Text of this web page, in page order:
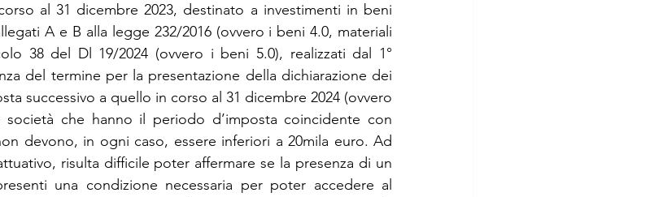
al 31 dicembre 2023, destinato a investimenti in beni
A e B alla legge 232/2016 (ovvero i beni 4.0, materiali
38 del Dl 19/2024 (ovvero i beni 5.0), realizzati dal 1°
del termine per la presentazione della dichiarazione dei
successivo a quello in corso al 31 dicembre 2024 (ovvero
che hanno il periodo d’imposta coincidente con
devono, in ogni caso, essere inferiori a 20mila euro. Ad
risulta difficile poter affermare se la presenza di un
una condizione necessaria per poter accedere al